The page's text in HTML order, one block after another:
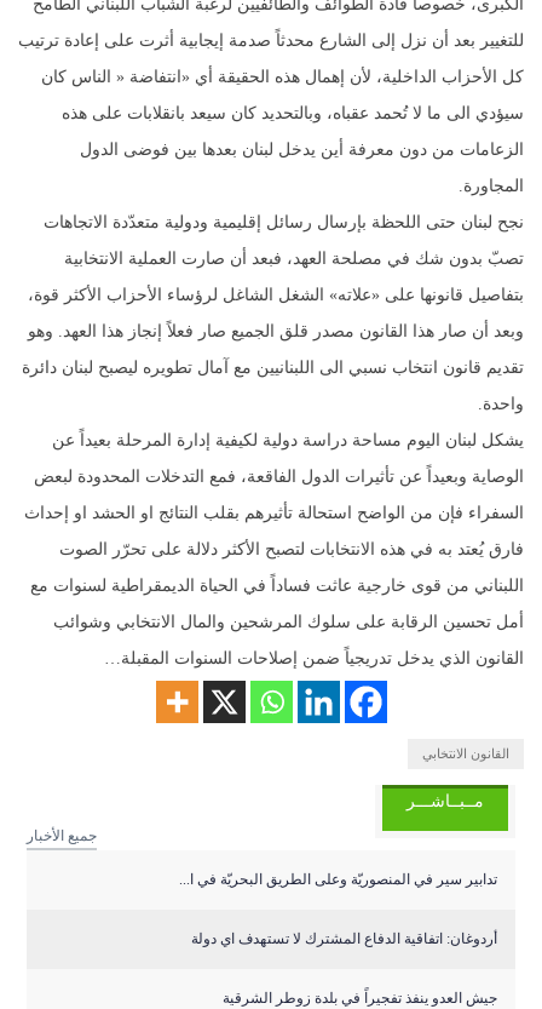
الكبرى، خصوصاً قادة الطوائف والطائفيين لرغبة الشباب اللبناني الطامح
للتغيير بعد أن نزل إلى الشارع محدثاً صدمة إيجابية أثرت على إعادة ترتيب
كل الأحزاب الداخلية، لأن إهمال هذه الحقيقة أي «انتفاضة « الناس كان
سيؤدي الى ما لا تُحمد عقباه، وبالتحديد كان سيعد بانقلابات على هذه
الزعامات من دون معرفة أين يدخل لبنان بعدها بين فوضى الدول
المجاورة.
نجح لبنان حتى اللحظة بإرسال رسائل إقليمية ودولية متعدّدة الاتجاهات
تصبّ بدون شك في مصلحة العهد، فبعد أن صارت العملية الانتخابية
بتفاصيل قانونها على «علاته» الشغل الشاغل لرؤساء الأحزاب الأكثر قوة،
وبعد أن صار هذا القانون مصدر قلق الجميع صار فعلاً إنجاز هذا العهد. وهو
تقديم قانون انتخاب نسبي الى اللبنانيين مع آمال تطويره ليصبح لبنان دائرة
واحدة.
يشكل لبنان اليوم مساحة دراسة دولية لكيفية إدارة المرحلة بعيداً عن
الوصاية وبعيداً عن تأثيرات الدول الفاقعة، فمع التدخلات المحدودة لبعض
السفراء فإن من الواضح استحالة تأثيرهم بقلب النتائج او الحشد او إحداث
فارق يُعتد به في هذه الانتخابات لتصبح الأكثر دلالة على تحرّر الصوت
اللبناني من قوى خارجية عاثت فساداً في الحياة الديمقراطية لسنوات مع
أمل تحسين الرقابة على سلوك المرشحين والمال الانتخابي وشوائب
القانون الذي يدخل تدريجياً ضمن إصلاحات السنوات المقبلة…
القانون الانتخابي
مــبــاشـــر
جميع الأخبار
تدابير سير في المنصوريّة وعلى الطريق البحريّة في ا...
أردوغان: اتفاقية الدفاع المشترك لا تستهدف اي دولة
جيش العدو ينفذ تفجيراً في بلدة زوطر الشرقية